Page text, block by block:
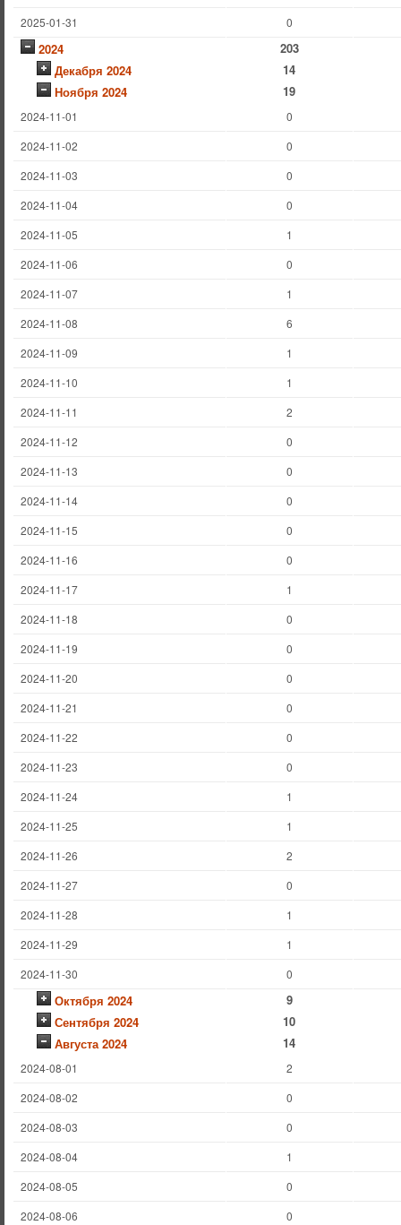
2025-01-31
0
2024
203
Декабря 2024
14
Ноября 2024
19
2024-11-01
0
2024-11-02
0
2024-11-03
0
2024-11-04
0
2024-11-05
1
2024-11-06
0
2024-11-07
1
2024-11-08
6
2024-11-09
1
2024-11-10
1
2024-11-11
2
2024-11-12
0
2024-11-13
0
2024-11-14
0
2024-11-15
0
2024-11-16
0
2024-11-17
1
2024-11-18
0
2024-11-19
0
2024-11-20
0
2024-11-21
0
2024-11-22
0
2024-11-23
0
2024-11-24
1
2024-11-25
1
2024-11-26
2
2024-11-27
0
2024-11-28
1
2024-11-29
1
2024-11-30
0
Октября 2024
9
Сентября 2024
10
Августа 2024
14
2024-08-01
2
2024-08-02
0
2024-08-03
0
2024-08-04
1
2024-08-05
0
2024-08-06
0